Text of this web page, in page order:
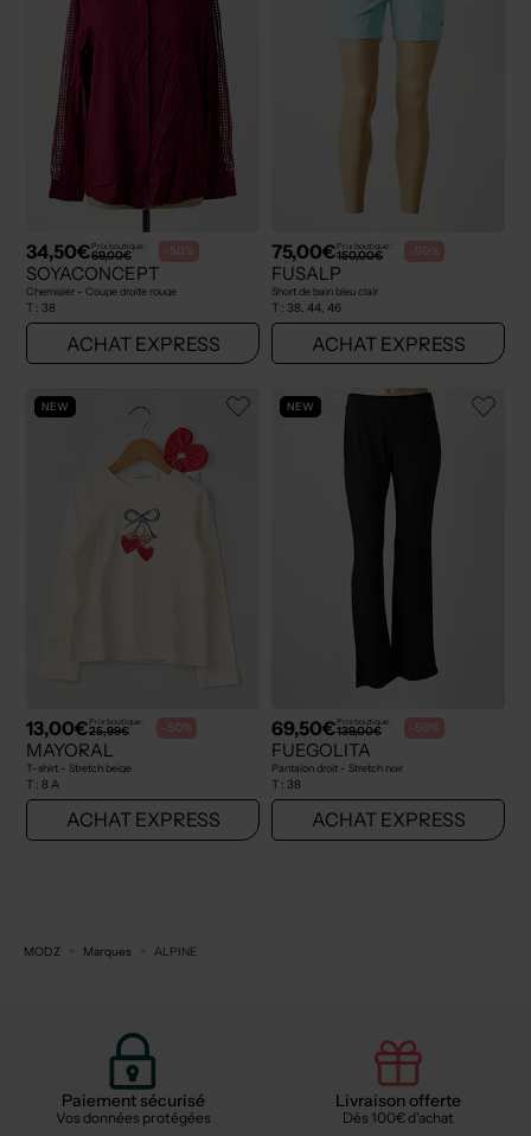
34,50€Prix boutique :
69,00€ -50%
SOYACONCEPT
Chemisier - Coupe droite rouge
T : 38
ACHAT EXPRESS
75,00€Prix boutique :
150,00€ -50%
FUSALP
Short de bain bleu clair
T : 38, 44, 46
ACHAT EXPRESS
NEW
13,00€Prix boutique :
25,99€ -50%
MAYORAL
T-shirt - Stretch beige
T : 8 A
ACHAT EXPRESS
NEW
69,50€Prix boutique :
139,00€ -50%
FUEGOLITA
Pantalon droit - Stretch noir
T : 38
ACHAT EXPRESS
MODZ Marques ALPINE
Paiement sécurisé
Vos données protégées
Livraison offerte
Dès 100€ d'achat